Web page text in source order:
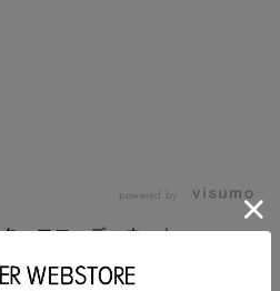
powered by
ッフコーディネート